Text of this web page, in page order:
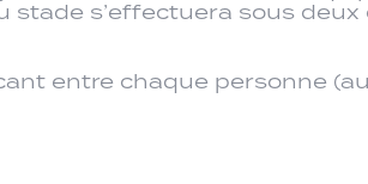
stade s’effectuera sous
entre chaque personne